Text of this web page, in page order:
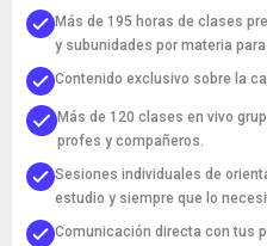
Más de 195 horas de clases
y subunidades por materia
Contenido exclusivo sobre la
Más de 120 clases en vivo
profes y compañeros.
Sesiones individuales de
estudio y siempre que lo
Comunicación directa con tus